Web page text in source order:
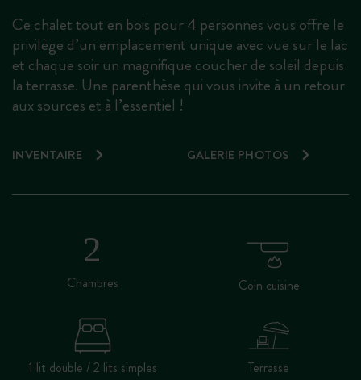
Ce chalet tout en bois pour 4 personnes vous offre le
privilège d’un emplacement unique avec vue sur le lac
et chaque soir un magnifique coucher de soleil depuis
la terrasse. Une parenthèse qui vous invite à un retour
aux sources et à l’essentiel !
INVENTAIRE GALERIE PHOTOS
Chambres Coin cuisine
1 lit double / 2 lits simples Terrasse